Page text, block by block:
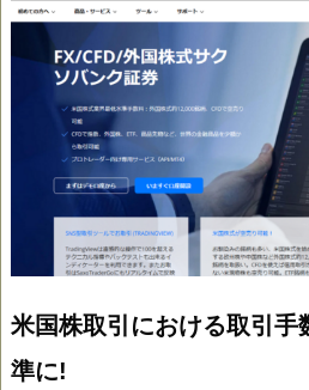
米国株取引における取引手
準に!